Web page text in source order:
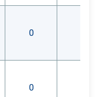
0
0